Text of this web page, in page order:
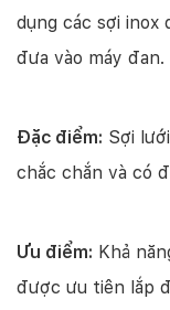
dụng các sợi
đưa vào máy đan.
Đặc điểm: Sợi
chắc chắn và có
Ưu điểm: Khả
được ưu tiên lắp